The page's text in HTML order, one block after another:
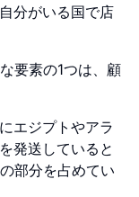
分がいる国で店
要素の1つは、顧
エジプトやアラ
発送していると
部分を占めてい